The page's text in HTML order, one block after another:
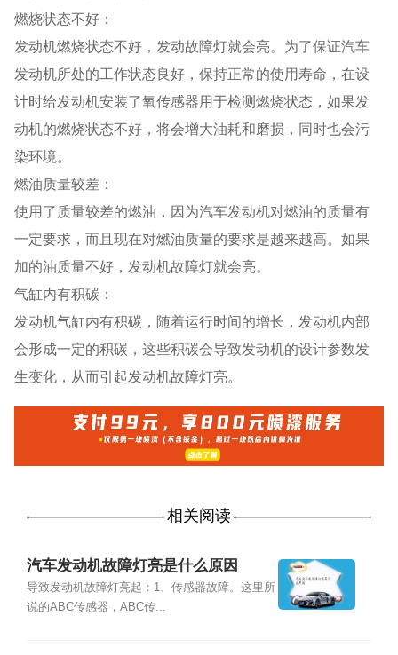
燃烧状态不好：
发动机燃烧状态不好，发动故障灯就会亮。为了保证汽车
发动机所处的工作状态良好，保持正常的使用寿命，在设
计时给发动机安装了氧传感器用于检测燃烧状态，如果发
动机的燃烧状态不好，将会增大油耗和磨损，同时也会污
染环境。
燃油质量较差：
使用了质量较差的燃油，因为汽车发动机对燃油的质量有
一定要求，而且现在对燃油质量的要求是越来越高。如果
加的油质量不好，发动机故障灯就会亮。
气缸内有积碳：
发动机气缸内有积碳，随着运行时间的增长，发动机内部
会形成一定的积碳，这些积碳会导致发动机的设计参数发
生变化，从而引起发动机故障灯亮。
相关阅读
汽车发动机故障灯亮是什么原因
导致发动机故障灯亮起：1、传感器故障。这里所
说的ABC传感器，ABC传...